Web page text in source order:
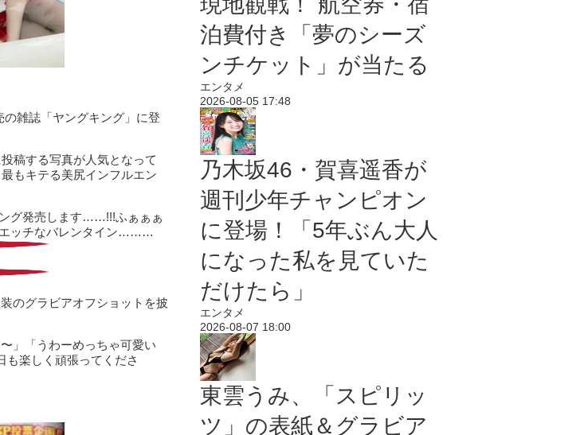
雑誌「ヤングキング」に登
稿する写真が人気となって
もキテる美尻インフルエン
ング発売します……!!!ふぁぁぁ
ッチなバレンタイン………
のグラビアオフショットを披
」「うわーめっちゃ可愛い
も楽しく頑張ってくださ
泊費付き「夢のシーズ
ンチケット」が当たる
エンタメ
2026-08-05 17:48
乃木坂46・賀喜遥香が
週刊少年チャンピオン
に登場！「5年ぶん大人
になった私を見ていた
だけたら」
エンタメ
2026-08-07 18:00
東雲うみ、「スピリッ
ツ」の表紙＆グラビア